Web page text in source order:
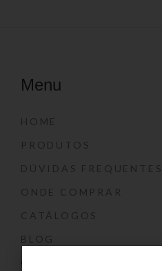
Menu
HOME
PRODUTOS
DÚVIDAS FREQUENTES
ONDE COMPRAR
CATÁLOGOS
BLOG